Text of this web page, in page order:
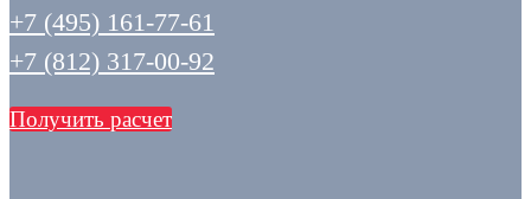
+7 (495) 161-77-61
+7 (812) 317-00-92
Получить расчет